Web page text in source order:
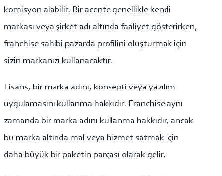
komisyon alabilir. Bir acente genellikle kendi
markası veya şirket adı altında faaliyet gösterirken,
franchise sahibi pazarda profilini oluşturmak için
sizin markanızı kullanacaktır.
Lisans, bir marka adını, konsepti veya yazılım
uygulamasını kullanma hakkıdır. Franchise aynı
zamanda bir marka adını kullanma hakkıdır, ancak
bu marka altında mal veya hizmet satmak için
daha büyük bir paketin parçası olarak gelir.